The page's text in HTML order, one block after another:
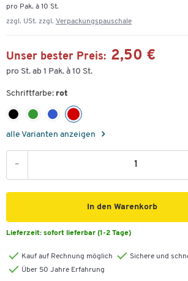
pro Pak. à 10 St.
zzgl. USt. zzgl. Verpackungspauschale
Unser bester Preis: 2,50 €
pro St. ab 1 Pak. à 10 St.
Schriftfarbe: rot
alle Varianten anzeigen
-
In den Warenkorb
Lieferzeit: sofort lieferbar (1-2 Tage)
Kauf auf Rechnung möglich
Sichere und
Über 50 Jahre Erfahrung